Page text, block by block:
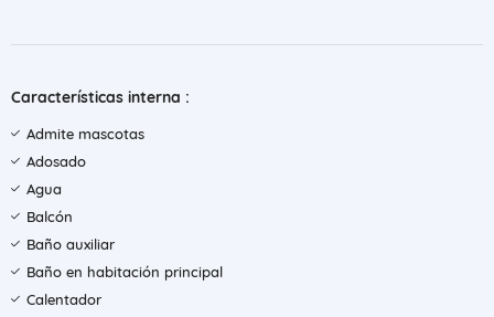
Características interna :
Admite mascotas
Adosado
Agua
Balcón
Baño auxiliar
Baño en habitación principal
Calentador